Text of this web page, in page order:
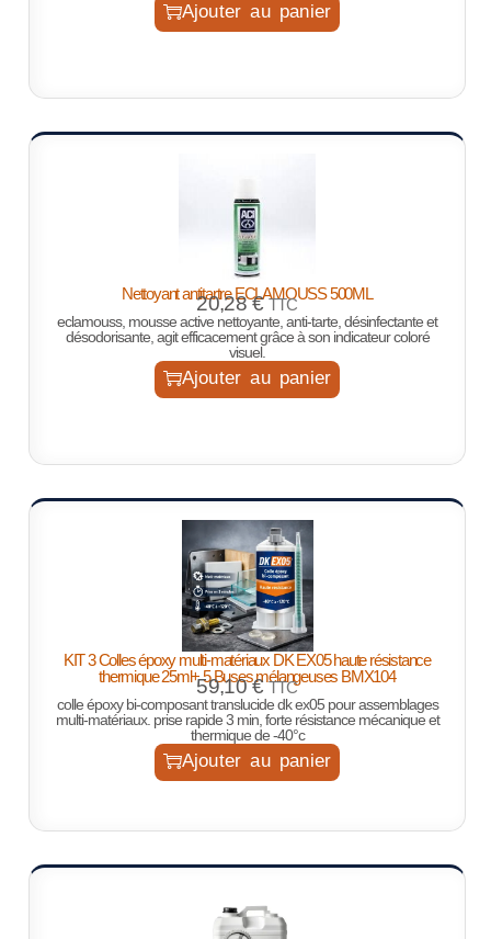
Ajouter au panier
Nettoyant antitartre ECLAMOUSS 500ML
20,28€ TTC
eclamouss, mousse active nettoyante, anti-tarte, désinfectante et
désodorisante, agit efficacement grâce à son indicateur coloré
visuel.
Ajouter au panier
KIT 3 Colles époxy multi-matériaux DK EX05 haute résistance
thermique 25ml+ 5 Buses mélangeuses BMX104
59,10€ TTC
colle époxy bi-composant translucide dk ex05 pour assemblages
multi-matériaux. prise rapide 3 min, forte résistance mécanique et
thermique de -40°c
Ajouter au panier